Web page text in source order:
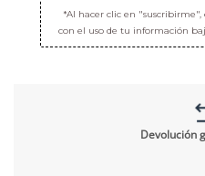
*Al hacer clic en "suscribirme",
con el uso de tu información
Devolución